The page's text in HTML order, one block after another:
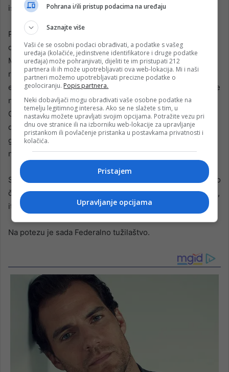
istragu i obustavilo.
Potpuno je razumljivo da građani u ovakvoj situaciji
očekuju vrlo efikasan rad i da je svaki dan predug.
Međutim, možda je i bolje da se pitanja nadležnosti
razriješe u ovoj fazi nego da se to dešava kasnije tokom
eventualnog suđenja ili u drugostepenom postupku, što se
nekada dešava – izjavio je pravni ekspert Arben Murtezić.
Ono što pravni ekspert tvrdi da se treba desiti nije se
desilo. Tužilaštvo HNK je bez odgovornosti što ni nakon
godinu i po nije uradilo posao, a isti taj predmet prenijelo
na federalni nivo.
Stoga ne čudi što je isto to tužilaštvo za pet godina podiglo
četiri optužnice za visoku korupciju, a bili subjektivni ili ne,
itekako je ima.
Na potezu je sada Federalno tužilaštvo.
Pohrana i/ili pristup podacima na uređaju
Saznajte više
Vaši će se osobni podaci obrađivati, a podatke s vašeg
uređaja (kolačiće, jedinstvene identifikatore i druge podatke
uređaja) može pohranjivati, dijeliti te im pristupati 212
partnera ili ih može upotrebljavati ova web-lokacija. Mi i naši
partneri možemo upotrebljavati precizne podatke o
geolociranju. Popis partnera.
Neki dobavljači mogu obrađivati vaše osobne podatke na
temelju legitimnog interesa. Ako se ne slažete s tim, u
nastavku možete upravljati svojim opcijama. Potražite vezu pri
dnu ove stranice ili na izborniku web-lokacije za upravljanje
pristankom ili povlačenje pristanka u postavkama privatnosti i
kolačića.
Pristajem
Upravljanje opcijama